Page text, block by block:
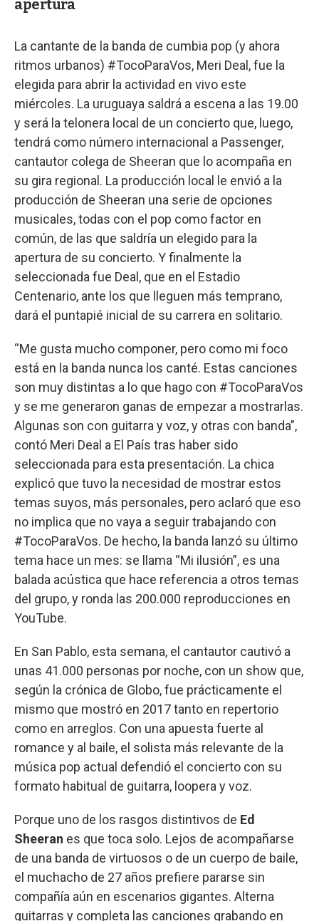
apertura
La cantante de la banda de cumbia pop (y ahora
ritmos urbanos) #TocoParaVos, Meri Deal, fue la
elegida para abrir la actividad en vivo este
miércoles. La uruguaya saldrá a escena a las 19.00
y será la telonera local de un concierto que, luego,
tendrá como número internacional a Passenger,
cantautor colega de Sheeran que lo acompaña en
su gira regional. La producción local le envió a la
producción de Sheeran una serie de opciones
musicales, todas con el pop como factor en
común, de las que saldría un elegido para la
apertura de su concierto. Y finalmente la
seleccionada fue Deal, que en el Estadio
Centenario, ante los que lleguen más temprano,
dará el puntapié inicial de su carrera en solitario.
“Me gusta mucho componer, pero como mi foco
está en la banda nunca los canté. Estas canciones
son muy distintas a lo que hago con #TocoParaVos
y se me generaron ganas de empezar a mostrarlas.
Algunas son con guitarra y voz, y otras con banda”,
contó Meri Deal a El País tras haber sido
seleccionada para esta presentación. La chica
explicó que tuvo la necesidad de mostrar estos
temas suyos, más personales, pero aclaró que eso
no implica que no vaya a seguir trabajando con
#TocoParaVos. De hecho, la banda lanzó su último
tema hace un mes: se llama “Mi ilusión”, es una
balada acústica que hace referencia a otros temas
del grupo, y ronda las 200.000 reproducciones en
YouTube.
En San Pablo, esta semana, el cantautor cautivó a
unas 41.000 personas por noche, con un show que,
según la crónica de Globo, fue prácticamente el
mismo que mostró en 2017 tanto en repertorio
como en arreglos. Con una apuesta fuerte al
romance y al baile, el solista más relevante de la
música pop actual defendió el concierto con su
formato habitual de guitarra, loopera y voz.
Porque uno de los rasgos distintivos de Ed
Sheeran es que toca solo. Lejos de acompañarse
de una banda de virtuosos o de un cuerpo de baile,
el muchacho de 27 años prefiere pararse sin
compañía aún en escenarios gigantes. Alterna
guitarras y completa las canciones grabando en